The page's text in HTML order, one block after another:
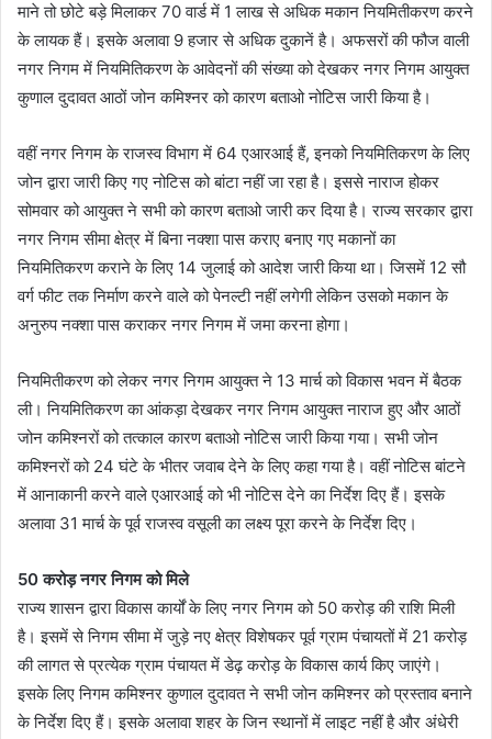
माने तो छोटे बड़े मिलाकर 70 वार्ड में 1 लाख से अधिक मकान नियमितीकरण करने
के लायक हैं। इसके अलावा 9 हजार से अधिक दुकानें है। अफसरों की फौज वाली
नगर निगम में नियमितिकरण के आवेदनों की संख्या को देखकर नगर निगम आयुक्त
कुणाल दुदावत आठों जोन कमिश्नर को कारण बताओ नोटिस जारी किया है।
वहीं नगर निगम के राजस्व विभाग में 64 एआरआई हैं, इनको नियमितिकरण के लिए
जोन द्वारा जारी किए गए नोटिस को बांटा नहीं जा रहा है। इससे नाराज होकर
सोमवार को आयुक्त ने सभी को कारण बताओ जारी कर दिया है। राज्य सरकार द्वारा
नगर निगम सीमा क्षेत्र में बिना नक्शा पास कराए बनाए गए मकानों का
नियमितिकरण कराने के लिए 14 जुलाई को आदेश जारी किया था। जिसमें 12 सौ
वर्ग फीट तक निर्माण करने वाले को पेनल्टी नहीं लगेगी लेकिन उसको मकान के
अनुरुप नक्शा पास कराकर नगर निगम में जमा करना होगा।
नियमितीकरण को लेकर नगर निगम आयुक्त ने 13 मार्च को विकास भवन में बैठक
ली। नियमितिकरण का आंकड़ा देखकर नगर निगम आयुक्त नाराज हुए और आठों
जोन कमिश्नरों को तत्काल कारण बताओ नोटिस जारी किया गया। सभी जोन
कमिश्नरों को 24 घंटे के भीतर जवाब देने के लिए कहा गया है। वहीं नोटिस बांटने
में आनाकानी करने वाले एआरआई को भी नोटिस देने का निर्देश दिए हैं। इसके
अलावा 31 मार्च के पूर्व राजस्व वसूली का लक्ष्य पूरा करने के निर्देश दिए।
50 करोड़ नगर निगम को मिले
राज्य शासन द्वारा विकास कार्यों के लिए नगर निगम को 50 करोड़ की राशि मिली
है। इसमें से निगम सीमा में जुड़े नए क्षेत्र विशेषकर पूर्व ग्राम पंचायतों में 21 करोड़
की लागत से प्रत्येक ग्राम पंचायत में डेढ़ करोड़ के विकास कार्य किए जाएंगे।
इसके लिए निगम कमिश्नर कुणाल दुदावत ने सभी जोन कमिश्नर को प्रस्ताव बनाने
के निर्देश दिए हैं। इसके अलावा शहर के जिन स्थानों में लाइट नहीं है और अंधेरी